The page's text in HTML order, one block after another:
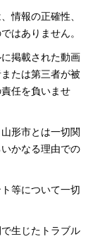
情報の正確性、
はありません。
掲載された動画
たは第三者が被
任を負いませ
形市とは一切関
かなる理由での
等について一切
生じたトラブル